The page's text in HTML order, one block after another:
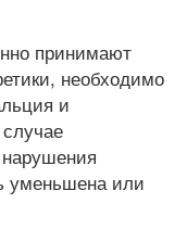
принимают
необходимо
и
уменьшена или